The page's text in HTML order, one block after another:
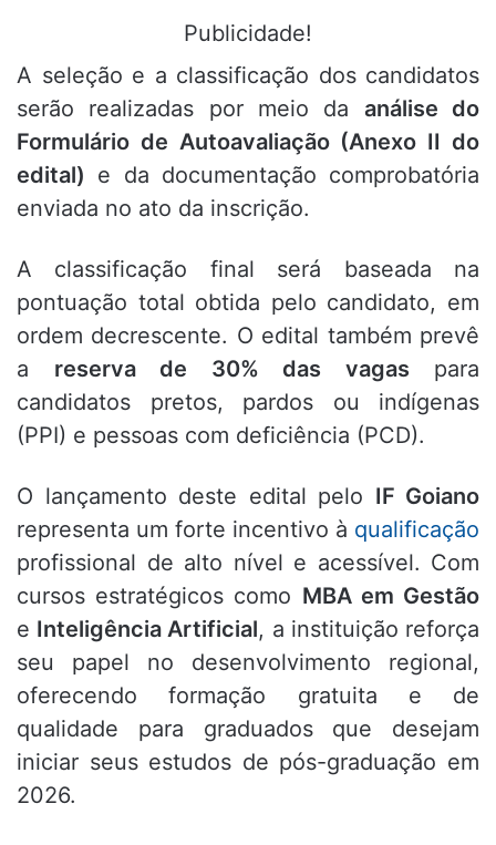
Publicidade!
A seleção e a classificação dos candidatos
serão realizadas por meio da análise do
Formulário de Autoavaliação (Anexo II do
edital) e da documentação comprobatória
enviada no ato da inscrição.
A classificação final será baseada na
pontuação total obtida pelo candidato, em
ordem decrescente. O edital também prevê
a reserva de 30% das vagas para
candidatos pretos, pardos ou indígenas
(PPI) e pessoas com deficiência (PCD).
O lançamento deste edital pelo IF Goiano
representa um forte incentivo à qualificação
profissional de alto nível e acessível. Com
cursos estratégicos como MBA em Gestão
e Inteligência Artificial, a instituição reforça
seu papel no desenvolvimento regional,
oferecendo formação gratuita e de
qualidade para graduados que desejam
iniciar seus estudos de pós-graduação em
2026.